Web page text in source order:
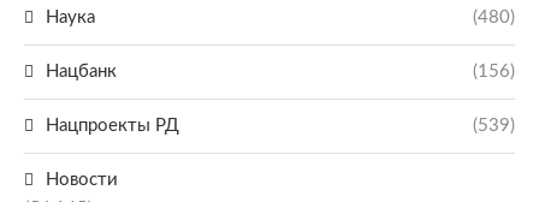
Наука (480)
Нацбанк (156)
Нацпроекты РД (539)
Новости